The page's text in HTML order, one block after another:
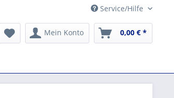
Service/Hilfe
Mein Konto 0,00 € *